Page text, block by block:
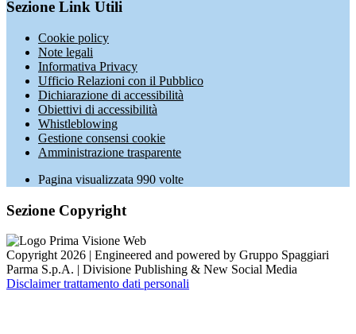
Sezione Link Utili
Cookie policy
Note legali
Informativa Privacy
Ufficio Relazioni con il Pubblico
Dichiarazione di accessibilità
Obiettivi di accessibilità
Whistleblowing
Gestione consensi cookie
Amministrazione trasparente
Pagina visualizzata 990 volte
Sezione Copyright
Copyright 2026 | Engineered and powered by Gruppo Spaggiari
Parma S.p.A. | Divisione Publishing & New Social Media
Disclaimer trattamento dati personali